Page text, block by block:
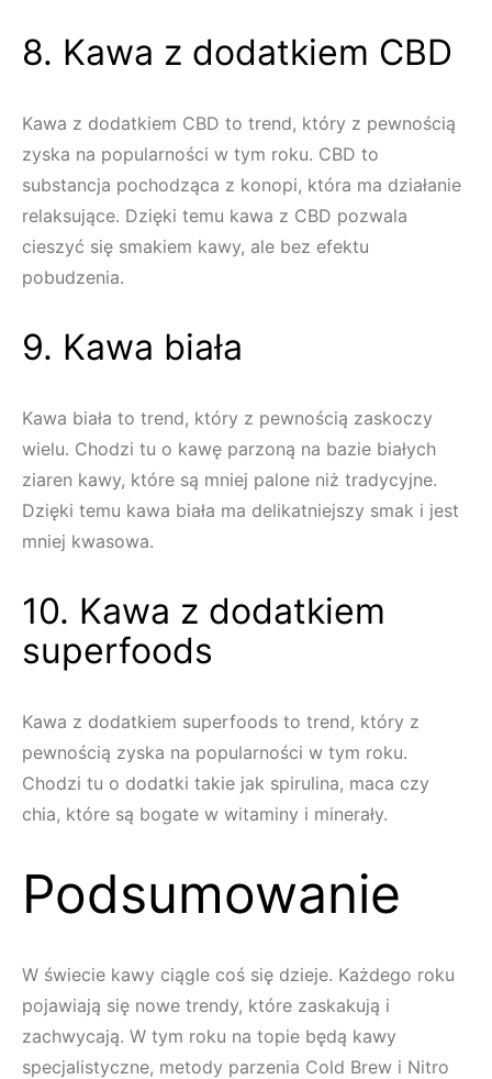
8. Kawa z dodatkiem CBD
Kawa z dodatkiem CBD to trend, który z pewnością
zyska na popularności w tym roku. CBD to
substancja pochodząca z konopi, która ma działanie
relaksujące. Dzięki temu kawa z CBD pozwala
cieszyć się smakiem kawy, ale bez efektu
pobudzenia.
9. Kawa biała
Kawa biała to trend, który z pewnością zaskoczy
wielu. Chodzi tu o kawę parzoną na bazie białych
ziaren kawy, które są mniej palone niż tradycyjne.
Dzięki temu kawa biała ma delikatniejszy smak i jest
mniej kwasowa.
10. Kawa z dodatkiem
superfoods
Kawa z dodatkiem superfoods to trend, który z
pewnością zyska na popularności w tym roku.
Chodzi tu o dodatki takie jak spirulina, maca czy
chia, które są bogate w witaminy i minerały.
Podsumowanie
W świecie kawy ciągle coś się dzieje. Każdego roku
pojawiają się nowe trendy, które zaskakują i
zachwycają. W tym roku na topie będą kawy
specjalistyczne, metody parzenia Cold Brew i Nitro